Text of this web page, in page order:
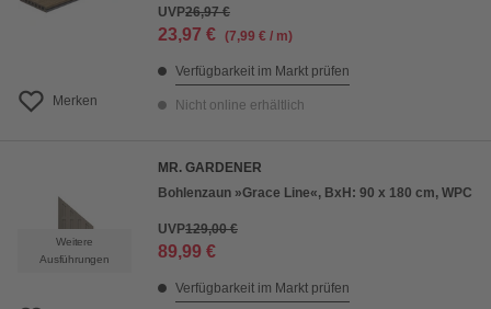
Merken
UVP26,97 €
23,97 € (7,99 € / m)
Verfügbarkeit im Markt prüfen
Nicht online erhältlich
Weitere
Ausführungen
MR. GARDENER
Bohlenzaun »Grace Line«, BxH: 90 x 180 cm, WPC
UVP129,00 €
89,99 €
Verfügbarkeit im Markt prüfen